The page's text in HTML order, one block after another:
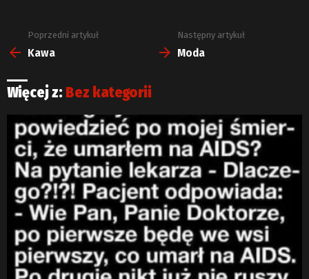
Zobacz
więcej
Poprzedni artykuł
Kawa
Następny artykuł
Moda
Więcej z: Bez kategorii